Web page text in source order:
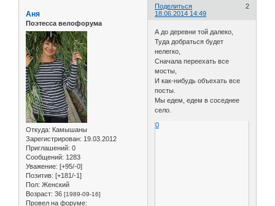
Поделиться
2
18.06.2014 14:49
Аня
Поэтесса велофорума
Откуда: Камышаны
Зарегистрирован: 19.03.2012
Приглашений: 0
Сообщений: 1283
Уважение: [+95/-0]
Позитив: [+181/-1]
Пол: Женский
Возраст: 36 [1989-09-16]
Провел на форуме:
А до деревни той далеко,
Туда добраться будет
нелегко,
Сначала переехать все
мосты,
И как-нибудь объехать все
посты.
Мы едем, едем в соседнее
село.
0